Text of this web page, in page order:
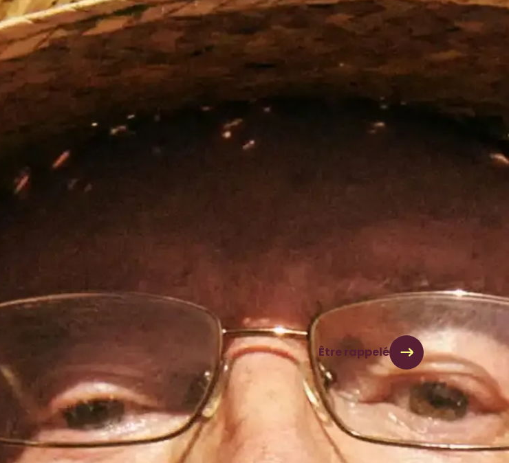
en France. Qualité des soins et services adaptés à la situation et aux envies de chacun :
Médecins, infirmier(ère)s, aides-soignant(e)s, animateurs, kinésithérapeutes ou
le plus agréable et heureux possible.
votre projet Être rappelé